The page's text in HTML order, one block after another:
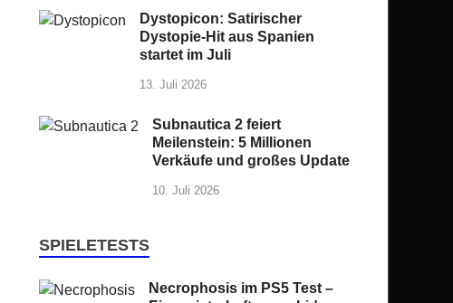
Dystopicon: Satirischer
Dystopie-Hit aus Spanien
startet im Juli
13. Juli 2026
Subnautica 2 feiert
Meilenstein: 5 Millionen
Verkäufe und großes Update
10. Juli 2026
SPIELETESTS
Necrophosis im PS5 Test –